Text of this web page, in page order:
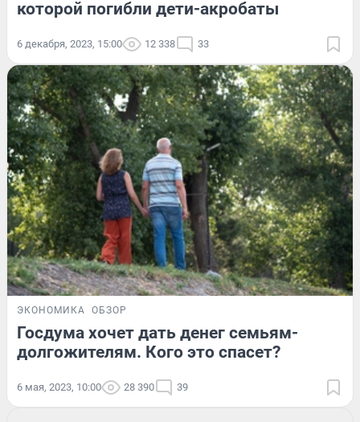
которой погибли дети-акробаты
6 декабря, 2023, 15:00 12 338 33
ЭКОНОМИКА ОБЗОР
Госдума хочет дать денег семьям-
долгожителям. Кого это спасет?
6 мая, 2023, 10:00 28 390 39